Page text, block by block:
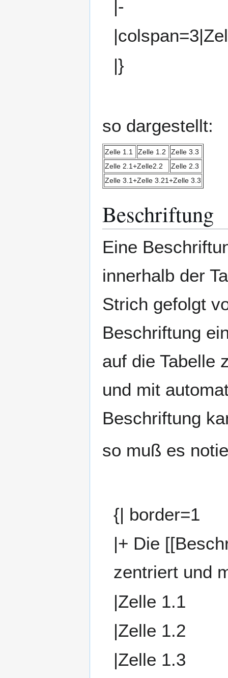
|-
|}
so dargestellt:
Zelle 1.1 Zelle 1.2
Zelle 3.3
Zelle 2.1+Zelle2.2
Zelle 2.3
Zelle 3.1+Zelle 3.21+Zelle 3.3
Beschriftung
Eine
innerhalb der
Strich gefolgt
Beschriftung
auf die Tabelle
und mit
Beschriftung
so muß es
{| border=1
|+ Die
zentriert und
|Zelle 1.1
|Zelle 1.2
|Zelle 1.3